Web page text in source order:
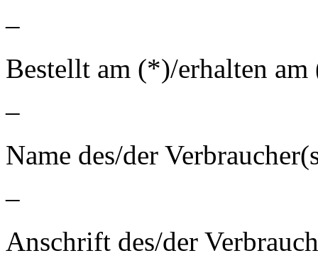
–
Bestellt am (*)/erhalten
–
Name des/der
–
Anschrift des/der